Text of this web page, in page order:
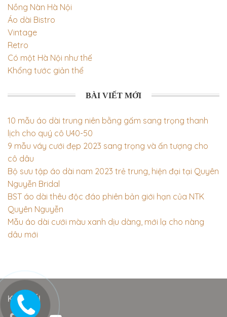
Nồng Nàn Hà Nội
Áo dài Bistro
Vintage
Retro
Có một Hà Nội như thế
Khổng tước giản thể
BÀI VIẾT MỚI
10 mẫu áo dài trung niên bằng gấm sang trọng thanh
lịch cho quý cô U40-50
9 mẫu váy cưới đẹp 2023 sang trọng và ấn tượng cho
cô dâu
Bộ sưu tập áo dài nam 2023 trẻ trung, hiện đại tại Quyên
Nguyễn Bridal
BST áo dài thêu độc đáo phiên bản giới hạn của NTK
Quyên Nguyễn
Mẫu áo dài cưới màu xanh dịu dàng, mới lạ cho nàng
dâu mới
KẾT NỐI